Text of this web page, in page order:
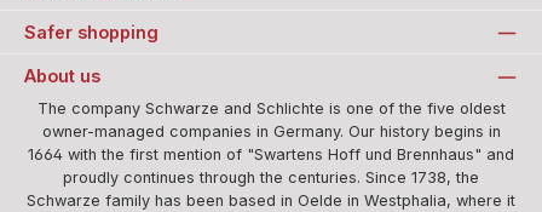
Safer shopping
About us
The company Schwarze and Schlichte is one of the five oldest
owner-managed companies in Germany. Our history begins in
1664 with the first mention of "Swartens Hoff und Brennhaus" and
proudly continues through the centuries. Since 1738, the
Schwarze family has been based in Oelde in Westphalia, where it